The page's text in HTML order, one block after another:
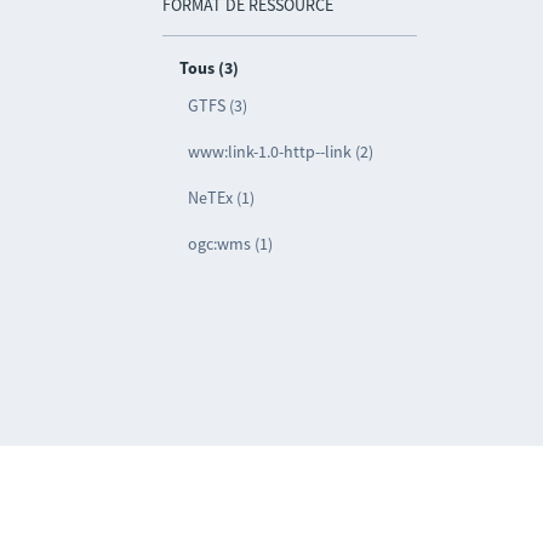
FORMAT DE RESSOURCE
Tous (3)
GTFS (3)
www:link-1.0-http--link (2)
NeTEx (1)
ogc:wms (1)